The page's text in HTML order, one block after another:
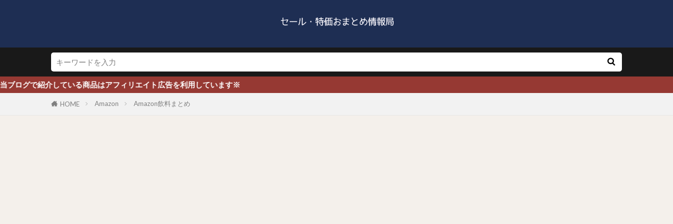
介している商品はアフィリエイト広告を利用しています※
HOME Amazon Amazon飲料まとめ